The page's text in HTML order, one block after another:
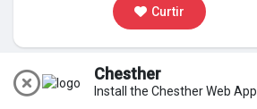
Discover Posts Curtir
Chesther
Install the Chesther Web App.